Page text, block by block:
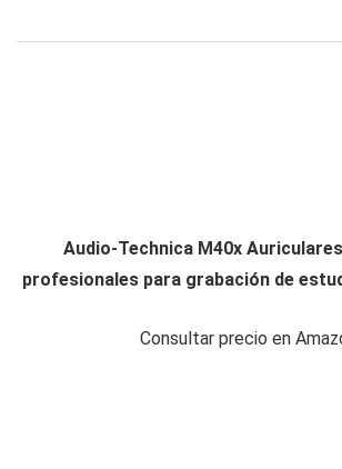
Audio-Technica M40x
profesionales para grabación de
Consultar precio en